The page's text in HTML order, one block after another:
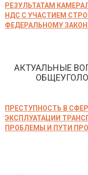
РЕЗУЛЬТАТАМ
НДС С УЧАСТИЕМ
ФЕДЕРАЛЬНОМУ
АКТУАЛЬНЫЕ
ПРЕСТУПНОСТЬ В
ЭКСПЛУАТАЦИИ
ПРОБЛЕМЫ И ПУТИ